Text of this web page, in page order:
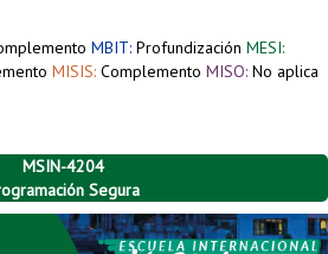
MBIT: Profundización MESI:
MISIS: Complemento MISO: No aplica
MSIN-4204
Segura